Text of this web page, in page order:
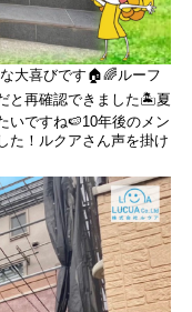
大喜びです🏠🌈ルーフ
と再確認できました🏝️夏
いですね🍉10年後のメン
た！ルクアさん声を掛け